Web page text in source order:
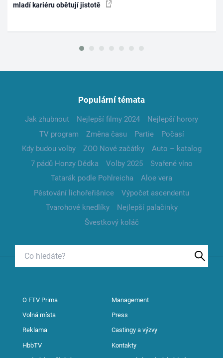
mladí kariéru obětují jistotě
Populární témata
Jak zhubnout Nejlepší filmy 2024
Nejlepší horory
TV program
Změna času Partie
Počasí
Kdy budou volby
ZOO Nové začátky
Auto – katalog
7 pádů Honzy Dědka
Volby 2025
Svařené víno
Tatarák podle Pohlreicha
Aloe vera
Pěstování lichořeřišnice
Výpočet ascendentu
Tvarohové knedlíky
Nejlepší palačinky
Švestkový koláč
O FTV Prima Management
Volná místa Press
Reklama Castingy a výzvy
HbbTV Kontakty